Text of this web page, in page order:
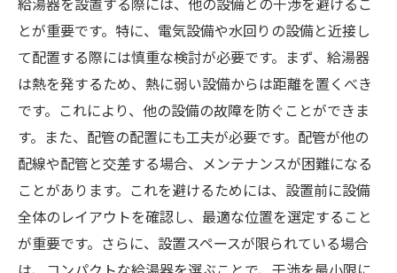
とが重要です。特に、電気設備や水回りの設備と近接し
て配置する際には慎重な検討が必要です。まず、給湯器
は熱を発するため、熱に弱い設備からは距離を置くべき
です。これにより、他の設備の故障を防ぐことができま
す。また、配管の配置にも工夫が必要です。配管が他の
配線や配管と交差する場合、メンテナンスが困難になる
ことがあります。これを避けるためには、設置前に設備
全体のレイアウトを確認し、最適な位置を選定すること
が重要です。さらに、設置スペースが限られている場合